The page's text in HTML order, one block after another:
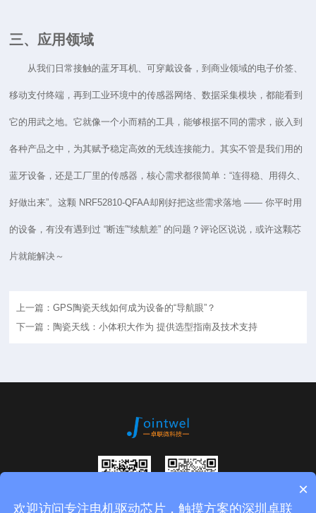
三、应用领域
从我们日常接触的蓝牙耳机、可穿戴设备，到商业领域的电子价签、
移动支付终端，再到工业环境中的传感器网络、数据采集模块，都能看到
它的用武之地。它就像一个小而精的工具，能够根据不同的需求，嵌入到
各种产品之中，为其赋予稳定高效的无线连接能力。其实不管是我们用的
蓝牙设备，还是工厂里的传感器，核心需求都很简单：“连得稳、用得久、
好做出来”。这颗 NRF52810-QFAA却刚好把这些需求落地 —— 你平时用
的设备，有没有遇到过 “断连”“续航差” 的问题？评论区说说，或许这颗芯
片就能解决～
上一篇：GPS陶瓷天线如何成为设备的“导航眼”？
下一篇：陶瓷天线：小体积大作为 提供选型指南及技术支持
×
欢迎访问专注电机驱动芯片，触摸方案的深圳卓联